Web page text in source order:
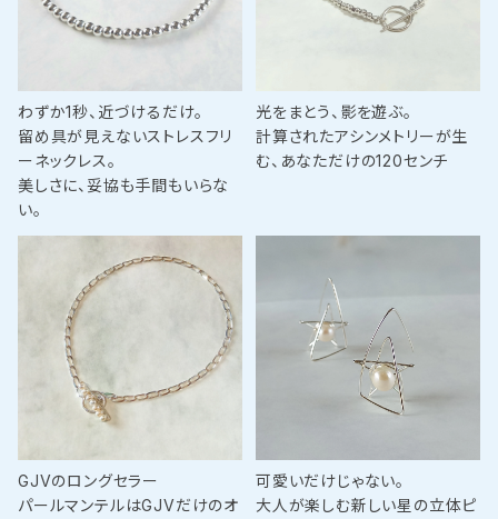
わずか1秒、近づけるだけ。
留め具が見えないストレスフリ
ーネックレス。
美しさに、妥協も手間もいらな
い。
光をまとう、影を遊ぶ。
計算されたアシンメトリーが生
む、あなただけの120センチ
GJVのロングセラー
パールマンテルはGJVだけのオ
可愛いだけじゃない。
大人が楽しむ新しい星の立体ピ